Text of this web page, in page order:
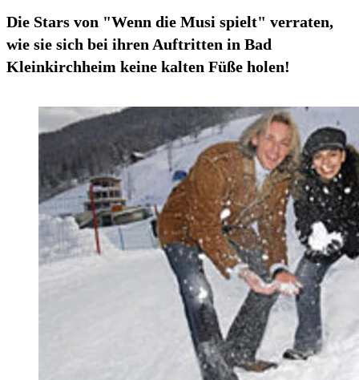
Die Stars von "Wenn die Musi spielt" verraten,
wie sie sich bei ihren Auftritten in Bad
Kleinkirchheim keine kalten Füße holen!